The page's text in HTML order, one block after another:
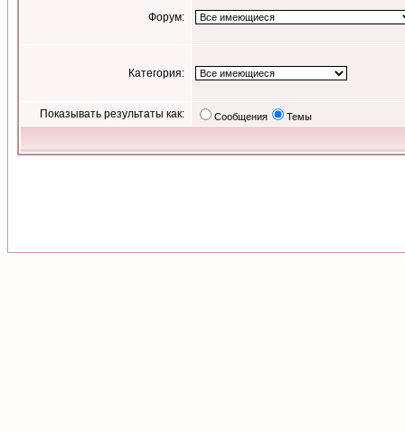
Форум:
Категория:
Показывать результаты как: Сообщения Темы